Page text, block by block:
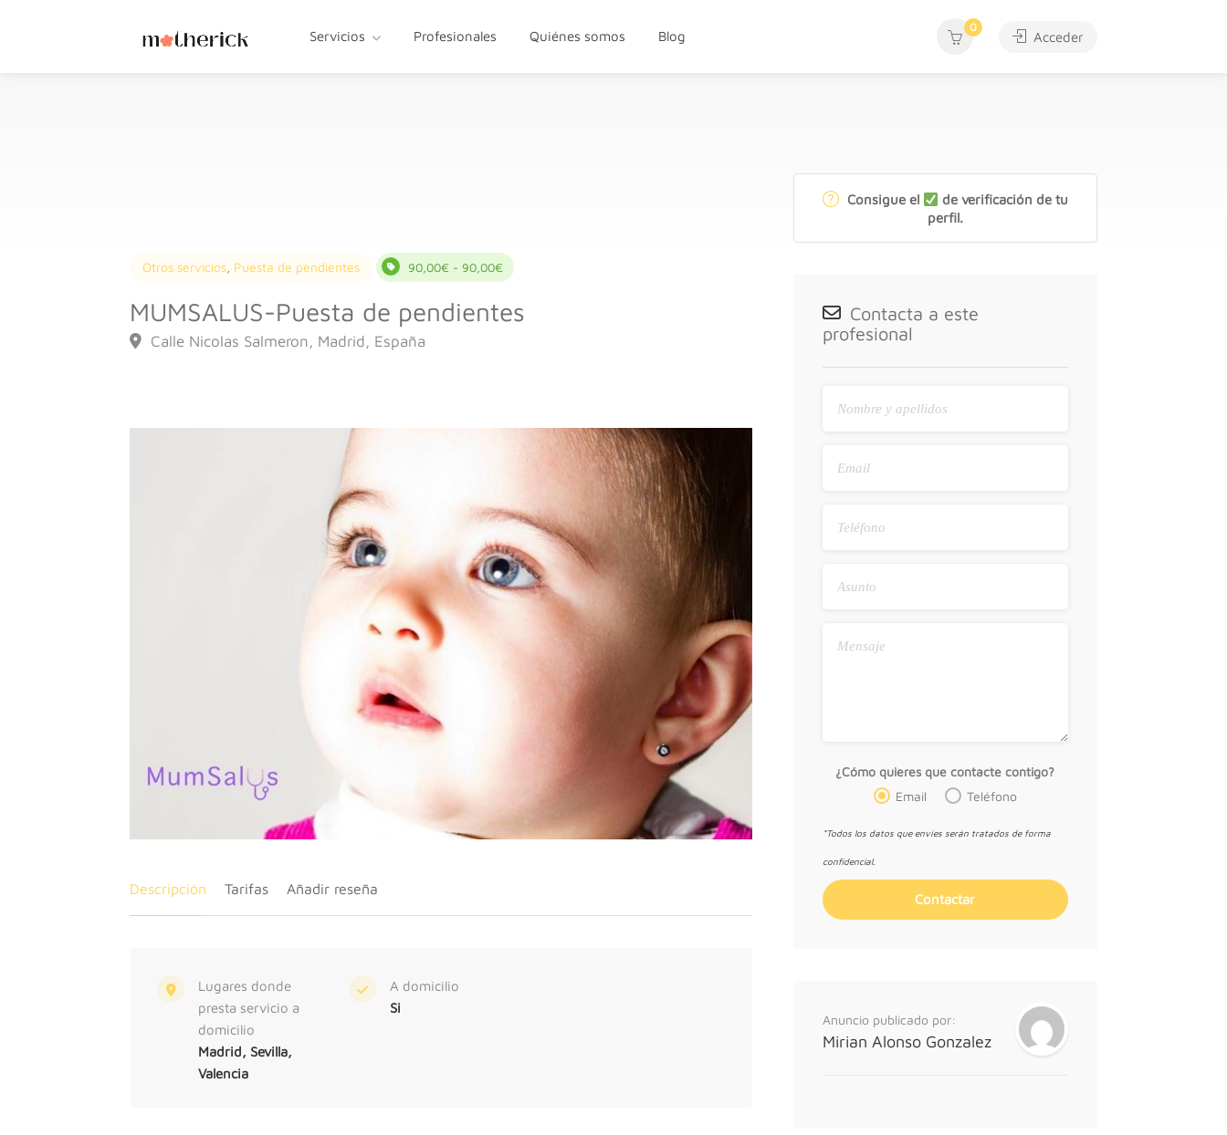
Servicios Profesionales Quiénes somos Blog
0
Acceder
Otros servicios Puesta de pendientes 90,00€ - 90,00€
MUMSALUS-Puesta de pendientes
Calle Nicolas Salmeron, Madrid, España
Descripción Tarifas Añadir reseña
Lugares donde
presta servicio a
domicilio
Madrid, Sevilla,
Valencia
A domicilio
Si
Consigue el
de verificación de tu
perfil.
Contacta a este
profesional
¿Cómo quieres que contacte contigo?
Email
Teléfono
*Todos los datos que envíes serán tratados de forma
confidencial.
Anuncio publicado por:
Mirian Alonso Gonzalez